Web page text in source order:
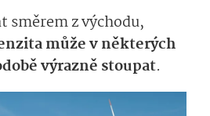
směrem z východu,
může v některých
výrazně stoupat.